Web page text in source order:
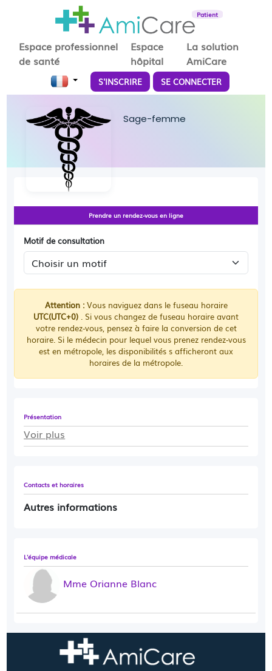
Patient
Espace professionnel
de santé
Espace
hôpital
La solution
AmiCare
S'INSCRIRE SE CONNECTER
Sage-femme
Présentation
Voir plus
Contacts et horaires
Autres informations
L'équipe médicale
Mme Orianne Blanc
Prendre un rendez-vous en ligne
Motif de consultation
Attention :Vous naviguez dans le fuseau horaire
UTC(UTC+0) . Si vous changez de fuseau horaire avant
votre rendez-vous, pensez à faire la conversion de cet
horaire. Si le médecin pour lequel vous prenez rendez-vous
est en métropole, les disponibilités s afficheront aux
horaires de la métropole.